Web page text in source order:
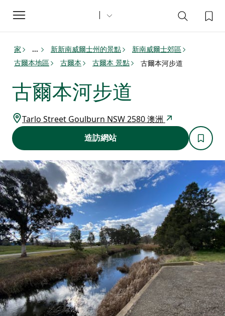
Toggle
navigation
家 ... 新新南威爾士州的景點
新南威爾士郊區
古爾本地區
古爾本 古爾本 景點 古爾本河步道
古爾本河步道
Tarlo Street Goulburn NSW 2580 澳洲
造訪網站